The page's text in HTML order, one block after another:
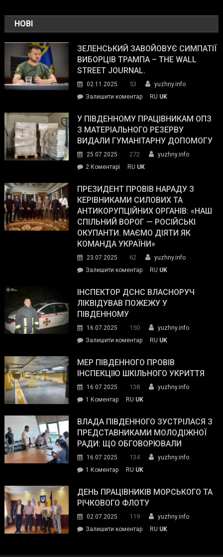
НОВІ
ЗЕЛЕНСЬКИЙ ЗАВОЙОВУЄ СИМПАТІЇ
ВИБОРЦІВ ТРАМПА – THE WALL
STREET JOURNAL.
02.11.2025 53
yuzhny.info
Залишити коментарon
завойовує
симпатії
виборців
The
Street
Journal.
RU UK
У ПІВДЕННОМУ ПРАЦІВНИКАМ ОПЗ
З МАТЕРІАЛЬНОГО РЕЗЕРВУ
ВИДАЛИ ГУМАНІТАРНУ ДОПОМОГУ
25.07.2025 272
yuzhny.info
2 Коментарі
Південному
працівникам
ОПЗ
з
матеріального
резерву
гуманітарну
допомогу
RU UK
ПРЕЗИДЕНТ ПРОВІВ НАРАДУ З
КЕРІВНИКАМИ СИЛОВИХ ТА
АНТИКОРУПЦІЙНИХ ОРГАНІВ: «НАШ
СПІЛЬНИЙ ВОРОГ — РОСІЙСЬКІ
ОКУПАНТИ. МАЄМО ДІЯТИ ЯК
КОМАНДА УКРАЇНИ»
23.07.2025 62
yuzhny.info
Залишити коментарon
провів
нараду
силових
та
органів:
«Наш
спільний
окупанти.
Маємо
діяти
команда
RU UK
ІНСПЕКТОР ДСНС ВЛАСНОРУЧ
ЛІКВІДУВАВ ПОЖЕЖУ У
ПІВДЕННОМУ
16.07.2025 150
yuzhny.info
Залишити коментарon
ДСНС
власноруч
пожежу
у
RU UK
МЕР ПІВДЕННОГО ПРОВІВ
ІНСПЕКЦІЮ ШКІЛЬНОГО УКРИТТЯ
16.07.2025 138
yuzhny.info
1 Коментардо
Південного
провів
інспекцію
укриття
RU UK
ВЛАДА ПІВДЕННОГО ЗУСТРІЛАСЯ З
ПРЕДСТАВНИКАМИ МОЛОДІЖНОЇ
РАДИ: ЩО ОБГОВОРЮВАЛИ
16.07.2025 134
yuzhny.info
1 Коментардо
Південного
зустрілася
представниками
молодіжної
RU UK
ДЕНЬ ПРАЦІВНИКІВ МОРСЬКОГО ТА
РІЧКОВОГО ФЛОТУ
02.07.2025 119
yuzhny.info
Залишити коментарon
RU UK